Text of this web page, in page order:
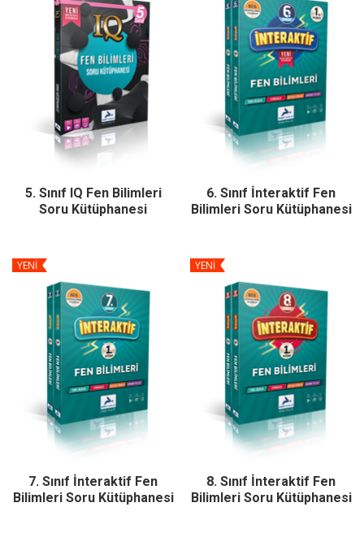
5. Sınıf IQ Fen Bilimleri
Soru Kütüphanesi
6. Sınıf İnteraktif Fen
Bilimleri Soru Kütüphanesi
YENİ
7. Sınıf İnteraktif Fen
Bilimleri Soru Kütüphanesi
YENİ
8. Sınıf İnteraktif Fen
Bilimleri Soru Kütüphanesi